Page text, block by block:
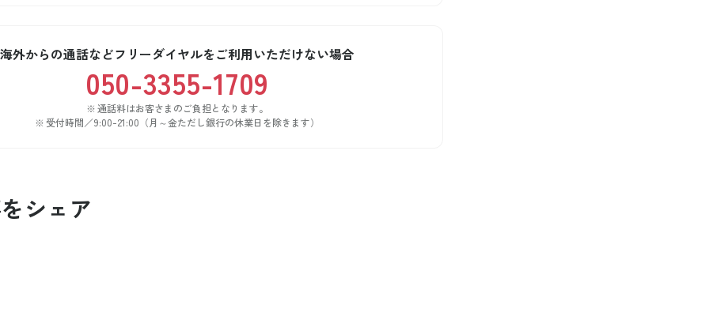
海外からの通話などフリーダイヤルをご利用いただけない場合
050-3355-1709
通話料はお客さまのご負担となります。
受付時間／9:00-21:00（月～金ただし銀行の休業日を除きます）
シェア